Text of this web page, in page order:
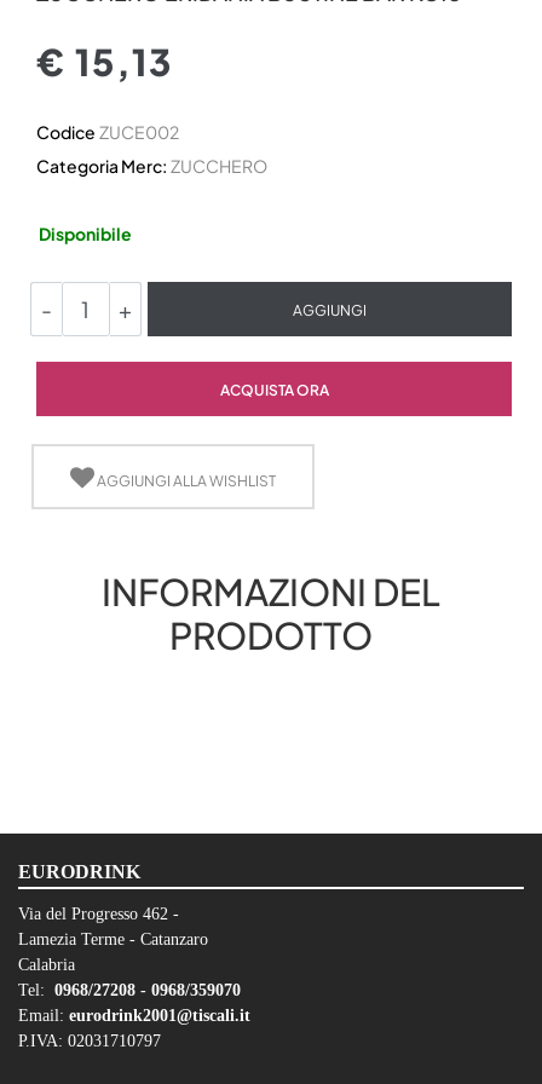
€ 15,13
Codice ZUCE002
Categoria Merc: ZUCCHERO
Disponibile
AGGIUNGI
ACQUISTA ORA
AGGIUNGI ALLA WISHLIST
INFORMAZIONI DEL
PRODOTTO
EURODRINK
Via del Progresso 462 -
Lamezia Terme - Catanzaro
Calabria
Tel: 0968/27208 - 0968/359070
Email: eurodrink2001@tiscali.it
P.IVA: 02031710797